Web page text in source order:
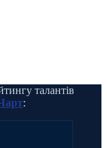
талантів
: